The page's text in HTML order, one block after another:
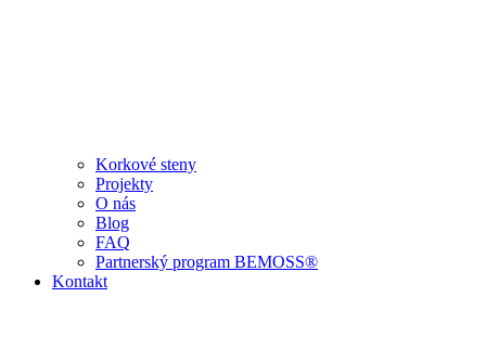
Korkové steny
Projekty
O nás
Blog
FAQ
Partnerský program BEMOSS®
Kontakt